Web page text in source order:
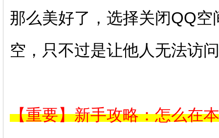
那么美好了，选择关闭QQ
空，只不过是让他人无法访
【重要】新手攻略：怎么在